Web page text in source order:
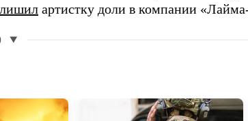
лишил артистку доли в компании
▼